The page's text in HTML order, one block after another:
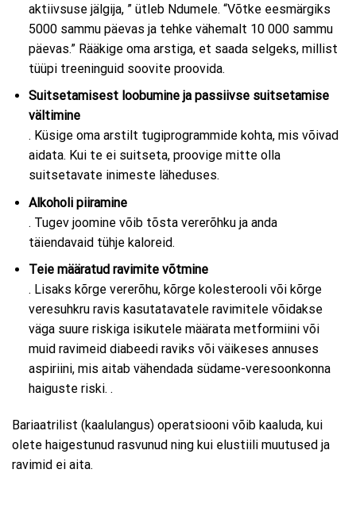
aktiivsuse jälgija, ” ütleb Ndumele. “Võtke eesmärgiks
5000 sammu päevas ja tehke vähemalt 10 000 sammu
päevas.” Rääkige oma arstiga, et saada selgeks, millist
tüüpi treeninguid soovite proovida.
Suitsetamisest loobumine ja passiivse suitsetamise
vältimine
. Küsige oma arstilt tugiprogrammide kohta, mis võivad
aidata. Kui te ei suitseta, proovige mitte olla
suitsetavate inimeste läheduses.
Alkoholi piiramine
. Tugev joomine võib tõsta vererõhku ja anda
täiendavaid tühje kaloreid.
Teie määratud ravimite võtmine
. Lisaks kõrge vererõhu, kõrge kolesterooli või kõrge
veresuhkru ravis kasutatavatele ravimitele võidakse
väga suure riskiga isikutele määrata metformiini või
muid ravimeid diabeedi raviks või väikeses annuses
aspiriini, mis aitab vähendada südame-veresoonkonna
haiguste riski. .
Bariaatrilist (kaalulangus) operatsiooni võib kaaluda, kui
olete haigestunud rasvunud ning kui elustiili muutused ja
ravimid ei aita.